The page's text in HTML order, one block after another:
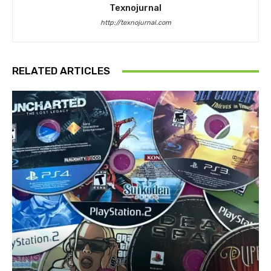
Texnojurnal
http://texnojurnal.com
RELATED ARTICLES